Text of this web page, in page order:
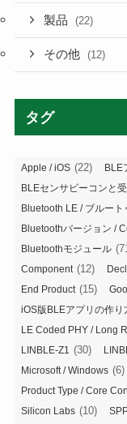
製品 (22)
その他 (12)
タグ
Apple / iOS (22) BLE
BLEセンサビーコンと
Bluetooth LE / ブルート
Bluetoothバージョン /
Bluetoothモジュール
Component(12)
End Product(15)
iOS版BLEアプリの作り
LE Coded PHY / Long
LINBLE-Z1 (30)
Microsoft / Windows (6)
Product Type / Core
Silicon Labs (10)